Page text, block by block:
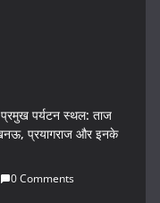
पर्यटन स्थल: ताज
प्रयागराज और इनके
0 Comments